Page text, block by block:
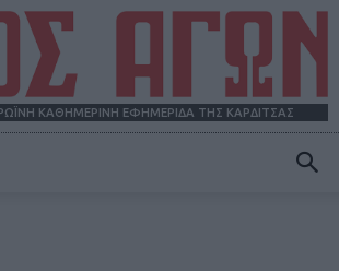
ΚΑΘΗΜΕΡΙΝΗ ΕΦΗΜΕΡΙΔΑ ΤΗΣ ΚΑΡΔΙΤΣΑΣ